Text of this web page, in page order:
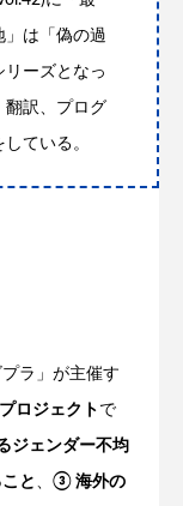
」は「偽の過
ーズとなっ
翻訳、プログ
ている。
ラ」が主催す
ロジェクト で
ジェンダー不均
と 、 ③ 海外の